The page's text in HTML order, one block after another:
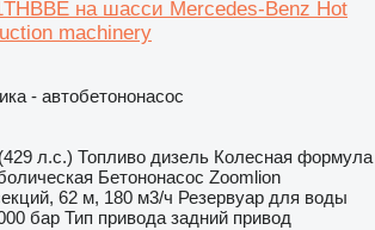
на шасси Mercedes-Benz Hot
machinery
- автобетононасос
л.с.) Топливо дизель Колесная формула
Бетононасос Zoomlion
62 м, 180 м3/ч Резервуар для воды
бар Тип привода задний привод